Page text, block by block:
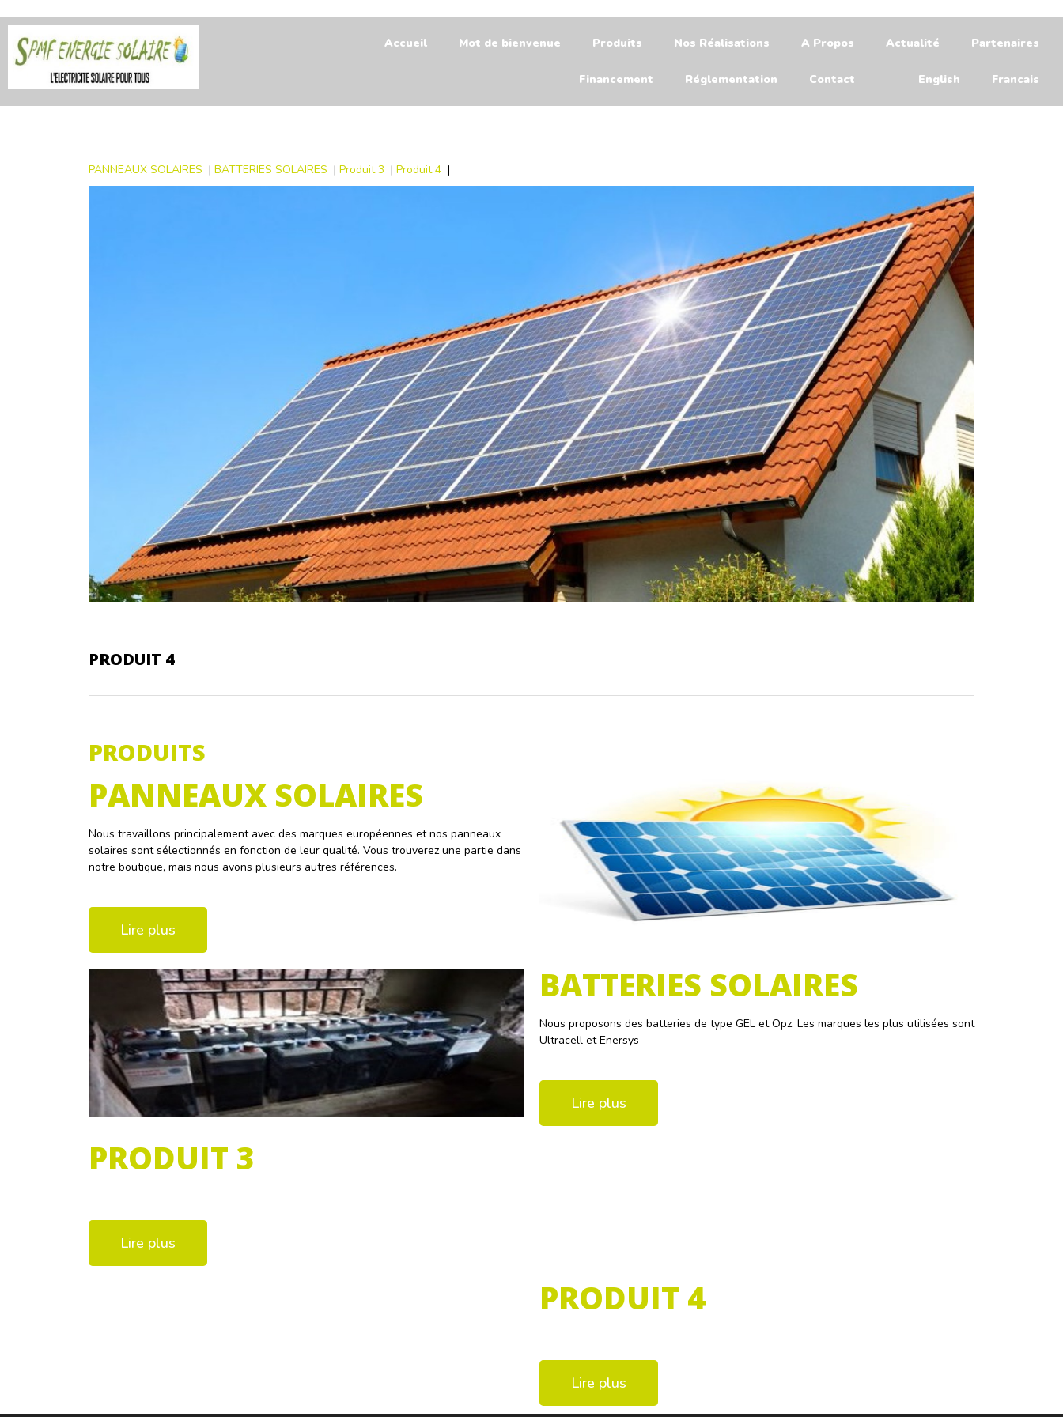
Accueil Mot de bienvenue Produits Nos Réalisations A Propos Actualité Partenaires
Financement Réglementation Contact English Francais
PANNEAUX SOLAIRES | BATTERIES SOLAIRES | Produit 3 | Produit 4 |
PRODUIT 4
PRODUITS
PANNEAUX SOLAIRES
Nous travaillons principalement avec des marques européennes et nos panneaux
solaires sont sélectionnés en fonction de leur qualité. Vous trouverez une partie dans
notre boutique, mais nous avons plusieurs autres références.
Lire plus
BATTERIES SOLAIRES
Nous proposons des batteries de type GEL et Opz. Les marques les plus utilisées sont
Ultracell et Enersys
Lire plus
PRODUIT 3
Lire plus
PRODUIT 4
Lire plus